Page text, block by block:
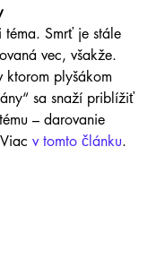
téma. Smrť je stále
vec, všakže.
ktorom plyšákom
sa snaží priblížiť
– darovanie
v tomto článku.